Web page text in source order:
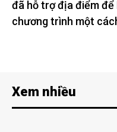
đã hỗ trợ địa điểm
chương trình một
Xem nhiều